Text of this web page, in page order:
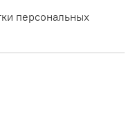
персональных